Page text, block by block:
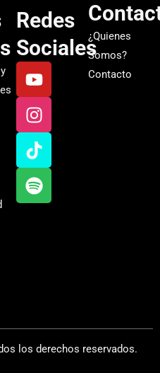
Redes
Sociales
Y
o
u
t
u
b
e
I
n
s
t
a
g
r
a
T
i
k
t
o
k
S
p
o
t
i
f
y
¿Quienes
Somos?
Contacto
los derechos reservados.